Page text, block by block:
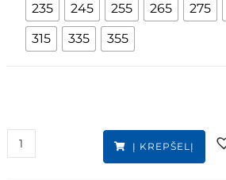
235 245 255 265 275
315
335 355
Į KREPŠELĮ